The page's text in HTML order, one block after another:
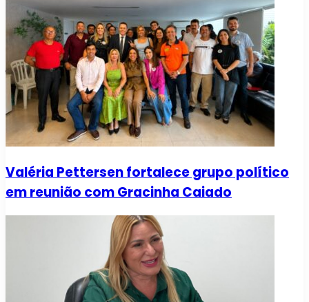
Valéria Pettersen fortalece grupo político
em reunião com Gracinha Caiado